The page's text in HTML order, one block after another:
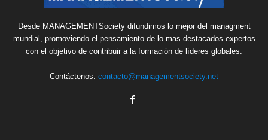
Desde MANAGEMENTSociety difundimos lo mejor del managment
mundial, promoviendo el pensamiento de lo mas destacados expertos
con el objetivo de contribuir a la formación de líderes globales.
Contáctenos: contacto@managementsociety.net